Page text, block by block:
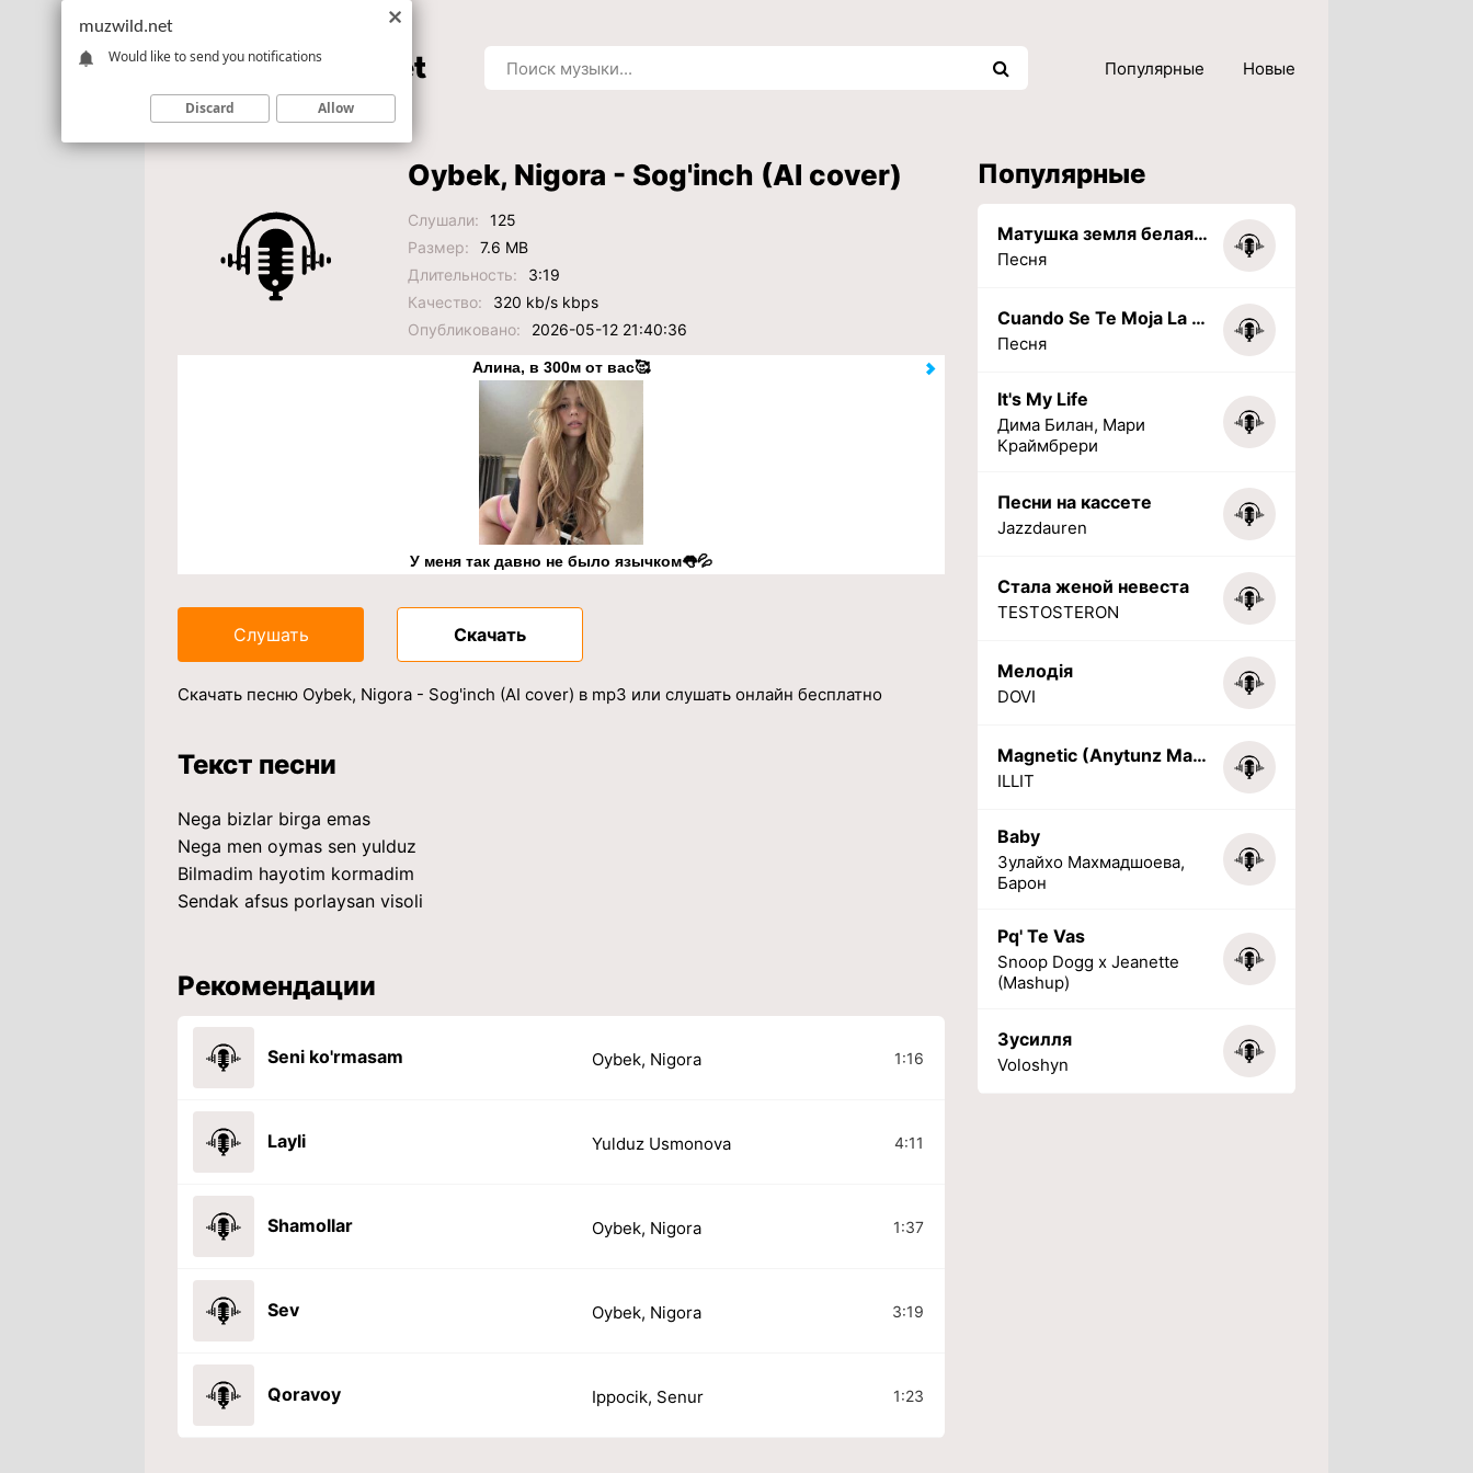
Популярные Новые
Oybek, Nigora - Sog'inch (AI cover)
Слушали:
125
Размер:
7.6 MB
Длительность:
3:19
Качество:
320 kb/s kbps
Опубликовано:
2026-05-12 21:40:36
Алина, в 300м от вас🥰
У меня так давно не было язычком👅💦
Слушать Скачать
Скачать песню Oybek, Nigora - Sog'inch (AI cover) в mp3 или слушать онлайн бесплатно
Текст песни
Nega bizlar birga emas
Nega men oymas sen yulduz
Bilmadim hayotim kormadim
Sendak afsus porlaysan visoli
Рекомендации
Seni ko'rmasam Oybek, Nigora 1:16
Layli Yulduz Usmonova 4:11
Shamollar Oybek, Nigora 1:37
Sev Oybek, Nigora 3:19
Qoravoy Ippocik, Senur 1:23
Популярные
Матушка земля белая березонька
Песня
Cuando Se Te Moja La Tarea (PHONK) (Slowed + Reverbed)
Песня
It's My Life
Дима Билан, Мари
Краймбрери
Песни на кассете
Jazzdauren
Стала женой невеста
TESTOSTERON
Мелодія
DOVI
Magnetic (Anytunz Marimba Ringtone)
ILLIT
Baby
Зулайхо Махмадшоева,
Барон
Pq' Te Vas
Snoop Dogg x Jeanette
(Mashup)
Зусилля
Voloshyn
muzwild.net
Would like to send you notifications
Discard Allow